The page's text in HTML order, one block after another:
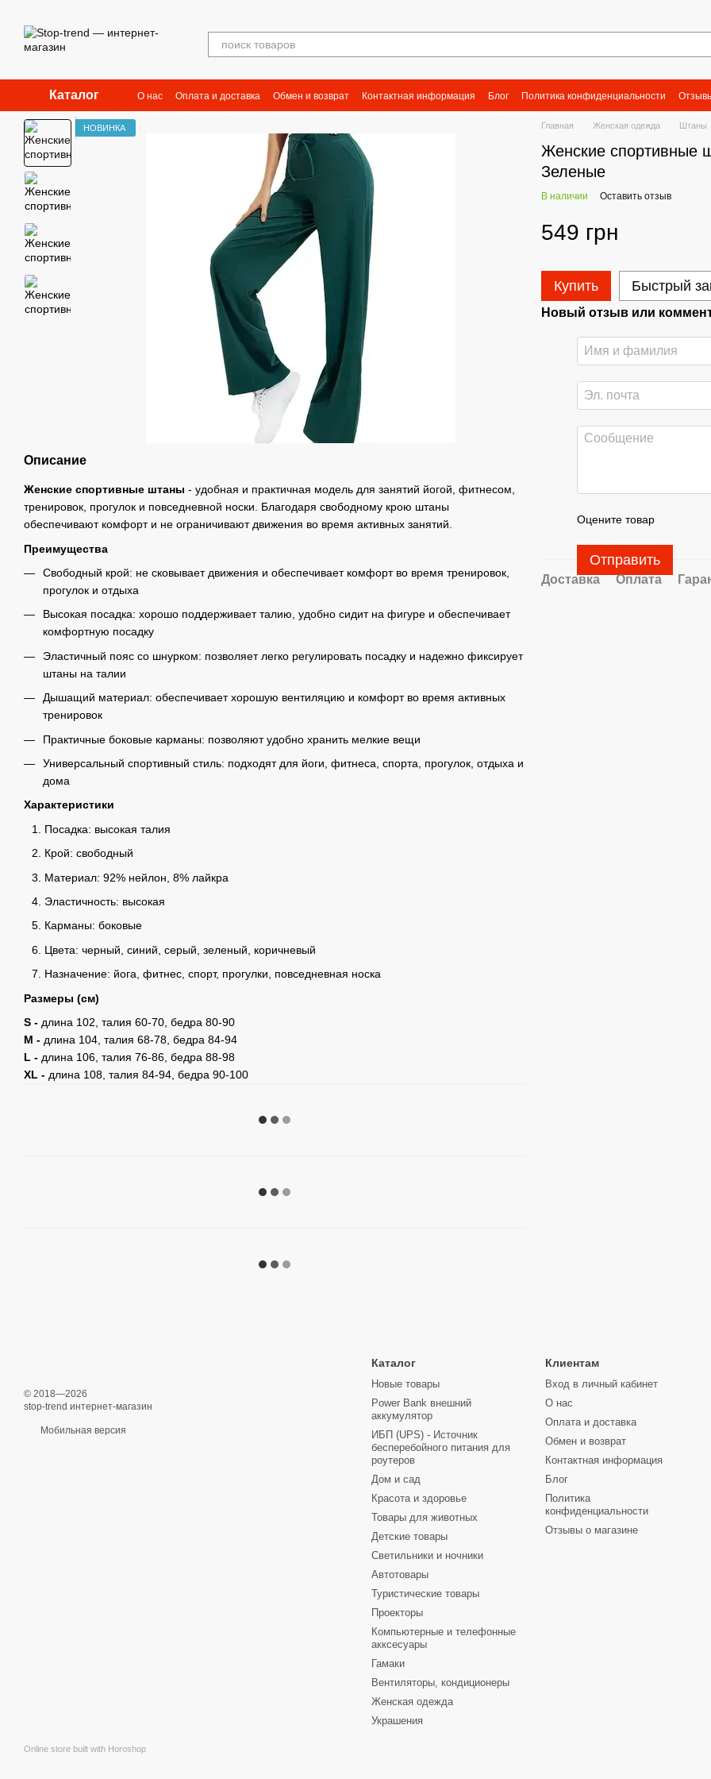
Каталог О нас Оплата и доставка Обмен и возврат Контактная информация Блог Политика конфиденциальности
НОВИНКА
Описание
Женские спортивные штаны - удобная и практичная модель для занятий йогой, фитнесом,
тренировок, прогулок и повседневной носки. Благодаря свободному крою штаны
обеспечивают комфорт и не ограничивают движения во время активных занятий.
Преимущества
Свободный крой: не сковывает движения и обеспечивает комфорт во время тренировок,
прогулок и отдыха
Высокая посадка: хорошо поддерживает талию, удобно сидит на фигуре и обеспечивает
комфортную посадку
Эластичный пояс со шнурком: позволяет легко регулировать посадку и надежно фиксирует
штаны на талии
Дышащий материал: обеспечивает хорошую вентиляцию и комфорт во время активных
тренировок
Практичные боковые карманы: позволяют удобно хранить мелкие вещи
Универсальный спортивный стиль: подходят для йоги, фитнеса, спорта, прогулок, отдыха и
дома
Характеристики
Посадка: высокая талия
Крой: свободный
Материал: 92% нейлон, 8% лайкра
Эластичность: высокая
Карманы: боковые
Цвета: черный, синий, серый, зеленый, коричневый
Назначение: йога, фитнес, спорт, прогулки, повседневная носка
Размеры (см)
S - длина 102, талия 60-70, бедра 80-90
M - длина 104, талия 68-78, бедра 84-94
L - длина 106, талия 76-86, бедра 88-98
XL - длина 108, талия 84-94, бедра 90-100
Главная Женская одежда Штаны
Женские спортивные
Зеленые
В наличии Оставить отзыв
549 грн
Купить Быстрый
Новый отзыв или
Оцените товар
Отправить
Доставка Оплата
© 2018—2026
stop-trend интернет-магазин
Мобильная версия
Online store built with Horoshop
Каталог
Новые товары
Power Bank внешний
аккумулятор
ИБП (UPS) - Источник
бесперебойного питания для
роутеров
Дом и сад
Красота и здоровье
Товары для животных
Детские товары
Светильники и ночники
Автотовары
Туристические товары
Проекторы
Компьютерные и телефонные
акксесуары
Гамаки
Вентиляторы, кондиционеры
Женская одежда
Украшения
Клиентам
Вход в личный кабинет
О нас
Оплата и доставка
Обмен и возврат
Контактная информация
Блог
Политика
конфиденциальности
Отзывы о магазине